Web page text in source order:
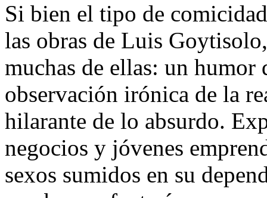
Si bien el tipo de
las obras de Luis
muchas de ellas: un humor
observación irónica de la
hilarante de lo absurdo.
negocios y jóvenes
sexos sumidos en su